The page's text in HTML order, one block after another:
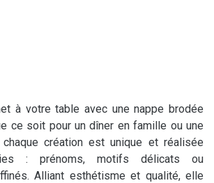
à votre table avec une nappe brodée
ce soit pour un dîner en famille ou une
chaque création est unique et réalisée
: prénoms, motifs délicats ou
Alliant esthétisme et qualité, elle